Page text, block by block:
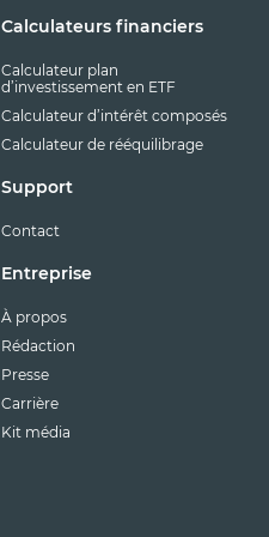
Calculateurs financiers
Calculateur plan
d’investissement en ETF
Calculateur d’intérêt composés
Calculateur de rééquilibrage
Support
Contact
Entreprise
À propos
Rédaction
Presse
Carrière
Kit média